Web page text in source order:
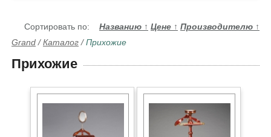
Сортировать по: Названию ↑ Цене ↑ Производителю ↑
Grand /Каталог /Прихожие
Прихожие